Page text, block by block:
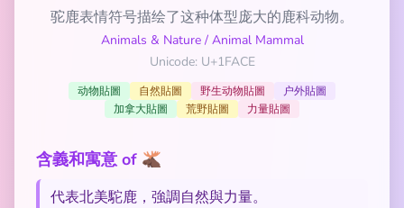
驼鹿表情符号描绘了这种体型庞大的鹿科动物。
Animals & Nature/ Animal Mammal
Unicode: U+1FACE
动物貼圖 自然貼圖 野生动物貼圖
户外貼圖
加拿大貼圖
荒野貼圖 力量貼圖
含義和寓意 of 🫎
代表北美駝鹿，強調自然與力量。